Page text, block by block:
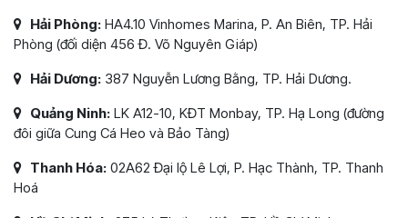
Hải Phòng: HA4.10 Vinhomes Marina, P. An Biên, TP. Hải
Phòng (đối diện 456 Đ. Võ Nguyên Giáp)
Hải Dương: 387 Nguyễn Lương Bằng, TP. Hải Dương.
Quảng Ninh: LK A12-10, KĐT Monbay, TP. Hạ Long (đường
đôi giữa Cung Cá Heo và Bảo Tàng)
Thanh Hóa: 02A62 Đại lộ Lê Lợi, P. Hạc Thành, TP. Thanh
Hoá